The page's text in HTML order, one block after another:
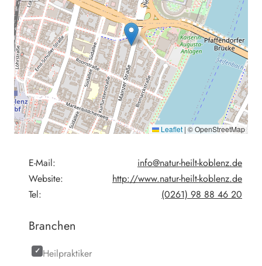
Leaflet | © OpenStreetMap
E-Mail:
info@natur-heilt-koblenz.de
Website:
http://www.natur-heilt-koblenz.de
Tel:
(0261) 98 88 46 20
Branchen
Heilpraktiker